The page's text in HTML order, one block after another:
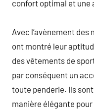
confort optimal et
Avec l’avènement
ont montré leur
des vêtements de
par conséquent un
toute penderie. Ils
manière élégante